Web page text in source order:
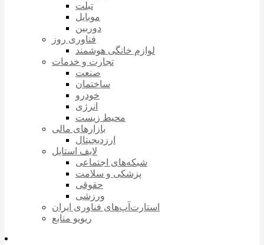
تبلت
موبایل
دوربین
فناوری روز
لوازم خانگی هوشمند
تجارت و خدمات
صنعت
ساختمان
خودرو
انرژی
محیط زیست
بازارهای مالی
ارزدیجیتال
لایف استایل
شبکه‌های اجتماعی
پزشکی و سلامت
حقوقی
ورزشی
استارت‌آپ‌های فناوری ایران
ریویو منابع